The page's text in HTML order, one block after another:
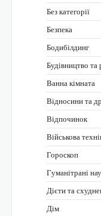
Без категорії
Безпека
Бодибілдинг
Будівництво
Ванна кімната
Відносини та
Відпочинок
Військова
Гороскоп
Гуманітрані
Дієти та
Дім